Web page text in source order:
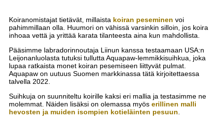
Koiranomistajat tietävät, millaista koiran peseminen voi
pahimmillaan olla. Huumori on vähissä varsinkin silloin, jos koira
inhoaa vettä ja yrittää karata tilanteesta aina kun mahdollista.
Pääsimme labradorinnoutaja Liinun kanssa testaamaan USA:n
Leijonanluolasta tutuksi tullutta Aquapaw-lemmikkisuihkua, joka
lupaa ratkaista monet koiran pesemiseen liittyvät pulmat.
Aquapaw on uutuus Suomen markkinassa tätä kirjoitettaessa
talvella 2022.
Suihkuja on suunniteltu koirille kaksi eri mallia ja testasimme ne
molemmat. Näiden lisäksi on olemassa myös erillinen malli
hevosten ja muiden isompien kotieläinten pesuun